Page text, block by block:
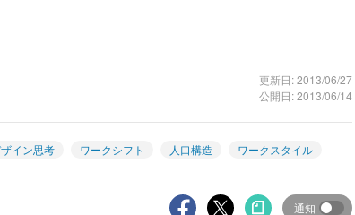
更新日: 2013/06/27
公開日: 2013/06/14
イン思考 ワークシフト 人口構造
ワークスタイル
通知